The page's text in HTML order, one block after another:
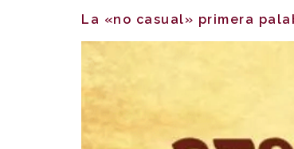
La «no casual» primera